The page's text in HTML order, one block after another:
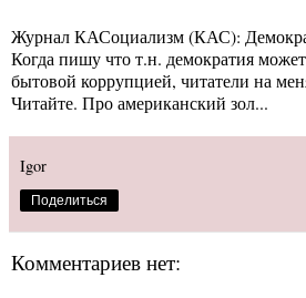
Журнал КАСоциализм (КАС):
Когда пишу что т.н. демократия может
бытовой коррупцией, читатели на
Читайте. Про американский зол...
Igor
Поделиться
Комментариев нет: